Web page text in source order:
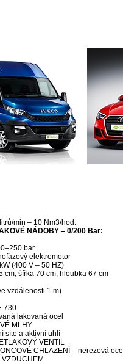
min – 10 Nm3/hod.
NÁDOBY – 0/200 Bar:
bar
elektromotor
(400 V – 50 HZ)
cm, šířka 70 cm, hloubka 67 cm
vzdálenosti 1 m)
730
lakovaná ocel
MLHY
síto a aktivní uhlí
VENTIL
CHLAZENÍ – nerezová ocel